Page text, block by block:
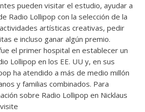
pueden visitar el estudio, ayudar a
Radio Lollipop con la selección de la
artísticas creativas, pedir
e incluso ganar algún premio.
el primer hospital en establecer un
Lollipop en los EE. UU y, en sus
ha atendido a más de medio millón
y familias combinados. Para
sobre Radio Lollipop en Nicklaus